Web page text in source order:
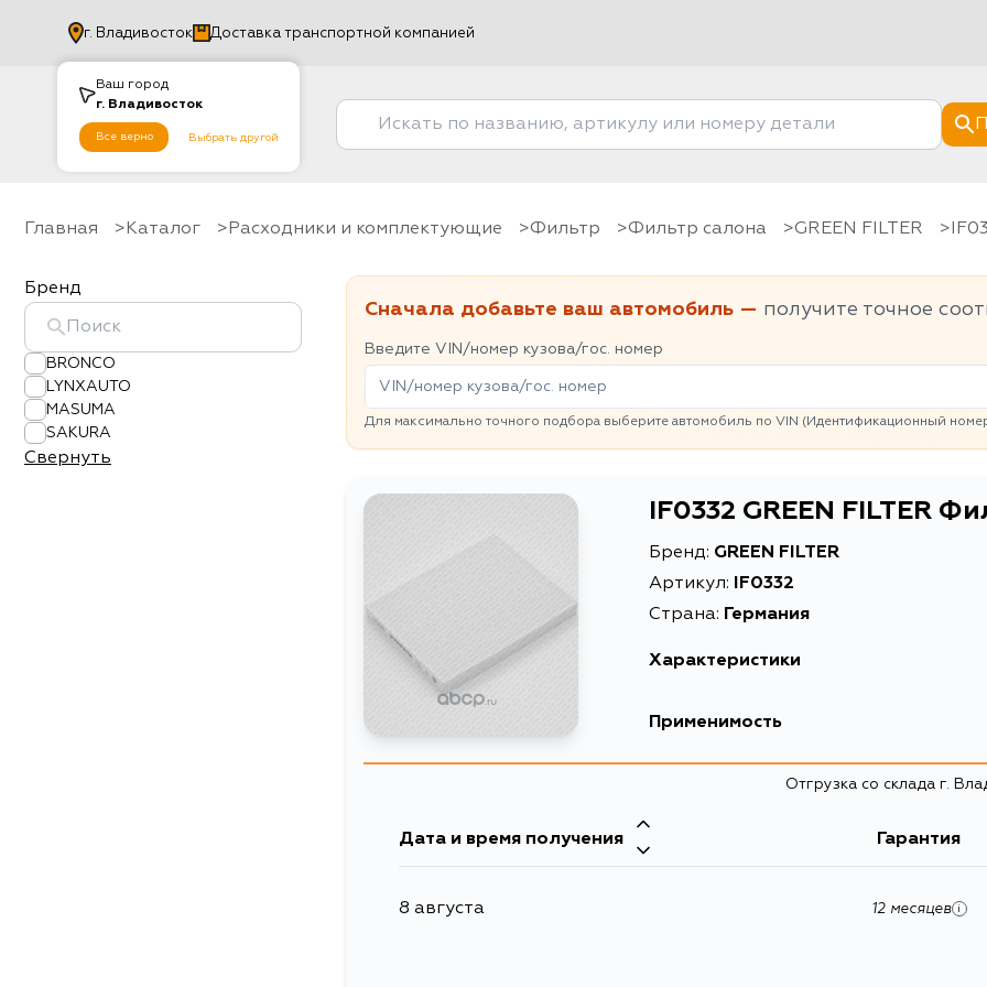
Ваш город
г. Владивосток
Все верно Выбрать другой
г. Владивосток Доставка транспортной компанией
Главная Каталог Расходники и комплектующие фильтр Фильтр салона GREEN FILTER
Бренд
BRONCO
LYNXAUTO
MASUMA
SAKURA
Свернуть
Сначала добавьте ваш автомобиль — получите точное
Введите VIN/номер кузова/гос. номер
Для максимально точного подбора выберите автомобиль по VIN (Идентификационный
IF0332 GREEN FILTER
Бренд: GREEN FILTER
Артикул:
IF0332
Страна: Германия
Характеристики
EAN-13
Применимость
Отгрузка со склада г.
Дата и время получения Гарантия
8 августа 12 месяцев i